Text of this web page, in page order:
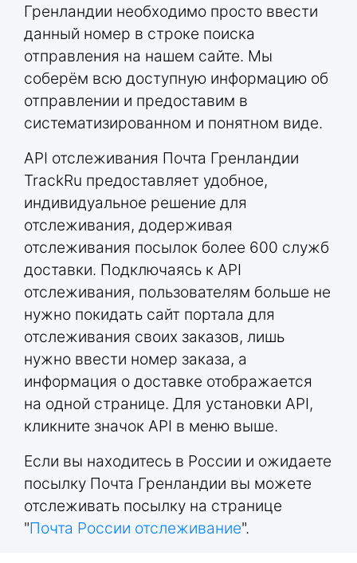
Гренландии необходимо просто ввести
данный номер в строке поиска
отправления на нашем сайте. Мы
соберём всю доступную информацию об
отправлении и предоставим в
систематизированном и понятном виде.
API отслеживания Почта Гренландии
TrackRu предоставляет удобное,
индивидуальное решение для
отслеживания, додерживая
отслеживания посылок более 600 служб
доставки. Подключаясь к API
отслеживания, пользователям больше не
нужно покидать сайт портала для
отслеживания своих заказов, лишь
нужно ввести номер заказа, а
информация о доставке отображается
на одной странице. Для установки API,
кликните значок API в меню выше.
Если вы находитесь в России и ожидаете
посылку Почта Гренландии вы можете
отслеживать посылку на странице
"Почта России отслеживание".